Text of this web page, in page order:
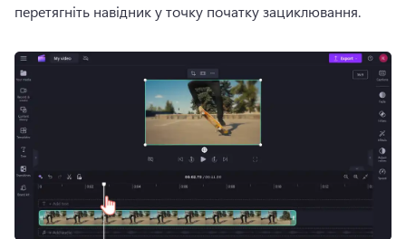
перетягніть навідник у точку початку зациклювання.